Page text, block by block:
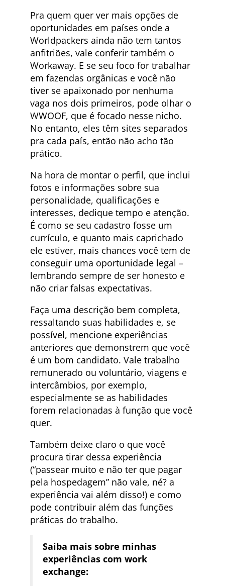
Pra quem quer ver mais opções de
oportunidades em países onde a
Worldpackers ainda não tem tantos
anfitriões, vale conferir também o
Workaway. E se seu foco for trabalhar
em fazendas orgânicas e você não
tiver se apaixonado por nenhuma
vaga nos dois primeiros, pode olhar o
WWOOF, que é focado nesse nicho.
No entanto, eles têm sites separados
pra cada país, então não acho tão
prático.
Na hora de montar o perfil, que inclui
fotos e informações sobre sua
personalidade, qualificações e
interesses, dedique tempo e atenção.
É como se seu cadastro fosse um
currículo, e quanto mais caprichado
ele estiver, mais chances você tem de
conseguir uma oportunidade legal –
lembrando sempre de ser honesto e
não criar falsas expectativas.
Faça uma descrição bem completa,
ressaltando suas habilidades e, se
possível, mencione experiências
anteriores que demonstrem que você
é um bom candidato. Vale trabalho
remunerado ou voluntário, viagens e
intercâmbios, por exemplo,
especialmente se as habilidades
forem relacionadas à função que você
quer.
Também deixe claro o que você
procura tirar dessa experiência
(“passear muito e não ter que pagar
pela hospedagem” não vale, né? a
experiência vai além disso!) e como
pode contribuir além das funções
práticas do trabalho.
Saiba mais sobre minhas
experiências com work
exchange: